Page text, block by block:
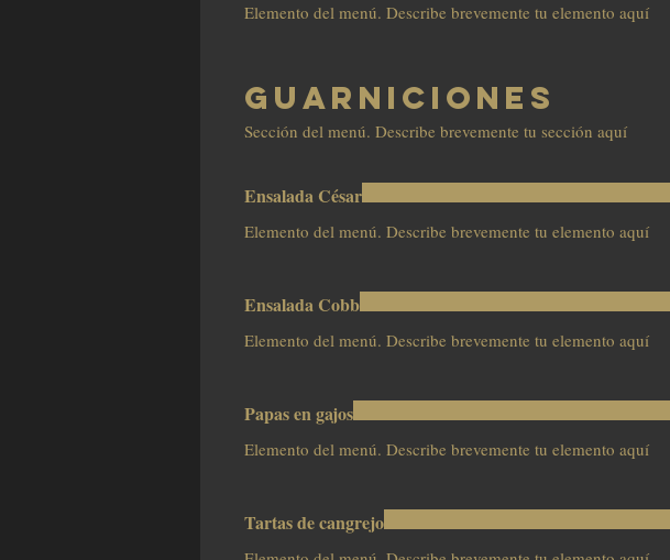
Elemento del menú. Describe brevemente tu elemento aquí
Guarniciones
Sección del menú. Describe brevemente tu sección aquí
Ensalada César
Elemento del menú. Describe brevemente tu elemento aquí
Ensalada Cobb
Elemento del menú. Describe brevemente tu elemento aquí
Papas en gajos
Elemento del menú. Describe brevemente tu elemento aquí
Tartas de cangrejo